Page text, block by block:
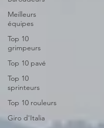
Meilleurs
équipes
Top 10
grimpeurs
Top 10 pavé
Top 10
sprinteurs
Top 10 rouleurs
Giro d'Italia